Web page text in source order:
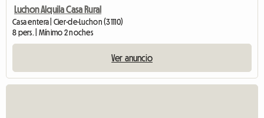
Luchon Alquila Casa Rural
Casa entera | Cier-de-Luchon (31110)
8 pers. | Mínimo 2 noches
Ver anuncio